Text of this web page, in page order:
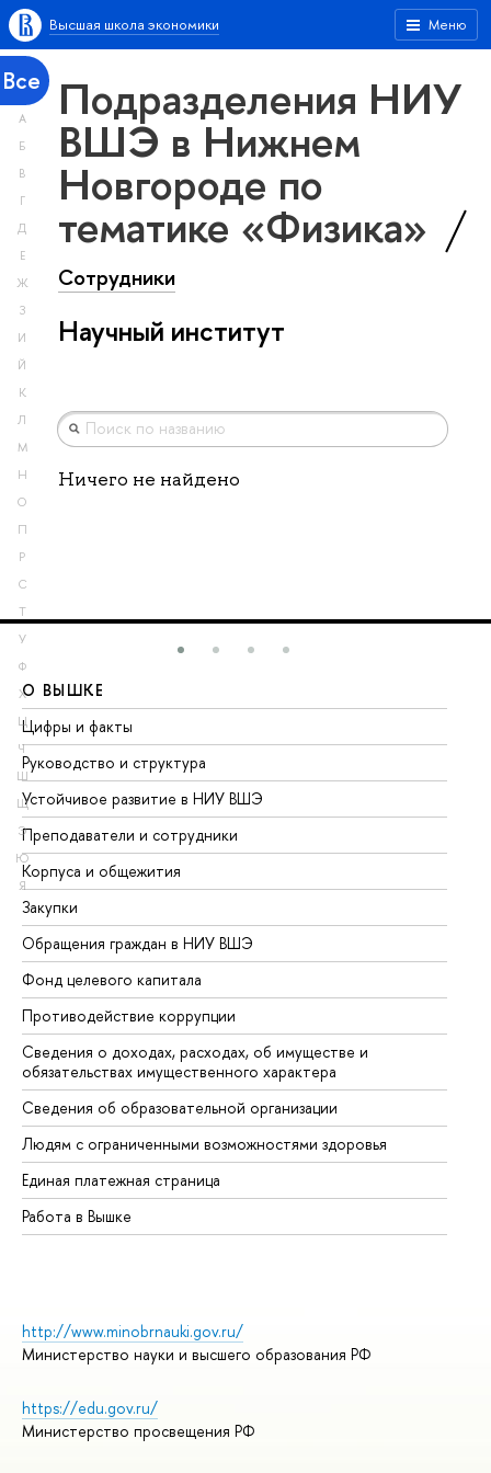
Меню
Высшая школа экономики
Все
А
Б
В
Г
Д
Е
Ж
З
И
Й
К
Л
М
Н
О
П
Р
С
Т
У
Ф
Х
Ц
Ч
Ш
Щ
Э
Ю
Я
Подразделения НИУ
ВШЭ в Нижнем
Новгороде по
тематике «Физика»
Сотрудники
Научный институт
Ничего не найдено
О ВЫШКЕ
Цифры и факты
Руководство и структура
Устойчивое развитие в НИУ ВШЭ
Преподаватели и сотрудники
Корпуса и общежития
Закупки
Обращения граждан в НИУ ВШЭ
Фонд целевого капитала
Противодействие коррупции
Сведения о доходах, расходах, об имуществе и
обязательствах имущественного характера
Сведения об образовательной организации
Людям с ограниченными возможностями здоровья
Единая платежная страница
Работа в Вышке
http://www.minobrnauki.gov.ru/
Министерство науки и высшего образования РФ
https://edu.gov.ru/
Министерство просвещения РФ